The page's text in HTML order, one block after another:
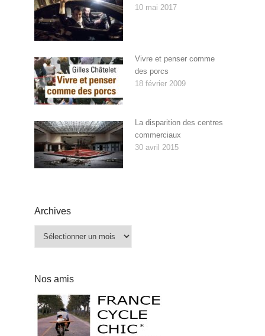
10 mai 2017
Vivre et penser comme
des porcs
18 février 2009
La disparition des centres
commerciaux
30 avril 2015
Archives
Nos amis